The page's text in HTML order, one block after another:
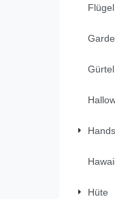
Flügel
Hüte